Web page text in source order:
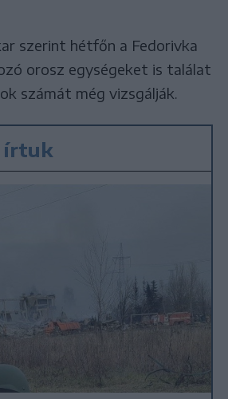
szerint hétfőn a Fedorivka
orosz egységeket is találat
számát még vizsgálják.
írtuk